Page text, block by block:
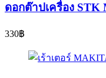
ดอกต๊าปเครื่อง STK
330฿